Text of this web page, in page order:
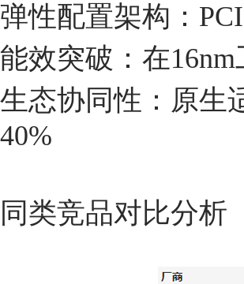
弹性配置架构：
能效突破：在
生态协同性：原生
40%
同类竞品对比分析